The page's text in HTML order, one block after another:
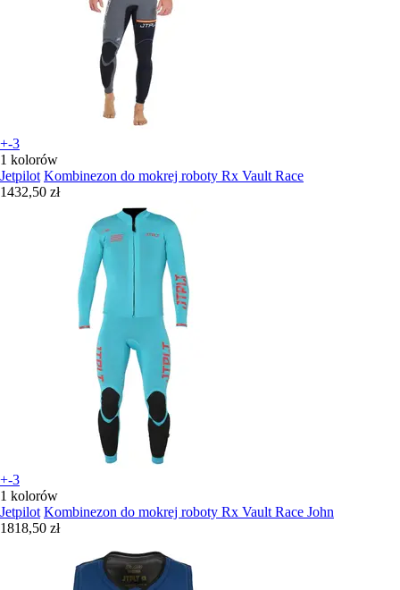
+-3
1 kolorów
Jetpilot Kombinezon do mokrej roboty Rx Vault Race
1432,50 zł
+-3
1 kolorów
Jetpilot Kombinezon do mokrej roboty Rx Vault Race John
1818,50 zł